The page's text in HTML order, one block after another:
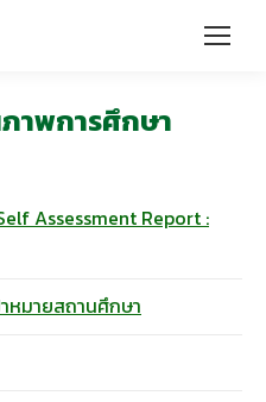
าพการศึกษา
Assessment Report :
หมายสถานศึกษา